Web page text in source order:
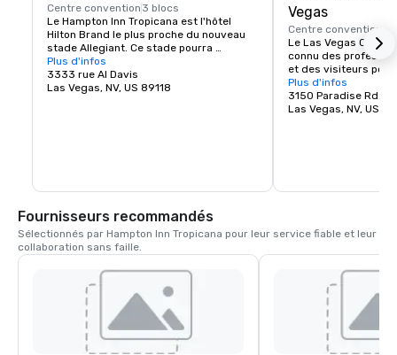
Centre convention 3 blocs
Le Hampton Inn Tropicana est l'hôtel
Hilton Brand le plus proche du nouveau
stade Allegiant. Ce stade pourra
accueillir jusqu'à 60 000 fans et sera le
plus récent stade du pays.
Plus d'infos
3333 rue Al Davis
Las Vegas, NV, US 89118
Vegas
Centre convention
Le Las Vegas
connu des
et des visiteurs pour
3 millions de pieds
d'exposition, ses
ses grandes
immédiats et
de haute qualité en
Plus d'infos
3150 Paradise Rd
Las Vegas, NV, US
Fournisseurs recommandés
Sélectionnés par Hampton Inn Tropicana pour leur service fiable et leur
collaboration sans faille.